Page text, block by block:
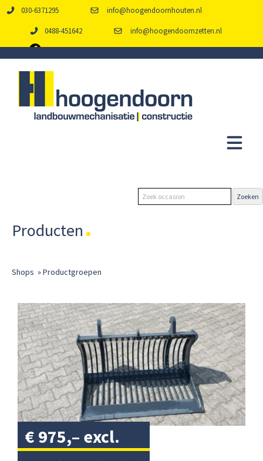
030-6371295 info@hoogendoornhouten.nl
0488-451642 info@hoogendoornzetten.nl
Producten
Shops »Productgroepen
€ 975,– excl.